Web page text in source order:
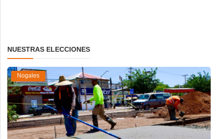
NUESTRAS ELECCIONES
Nogales